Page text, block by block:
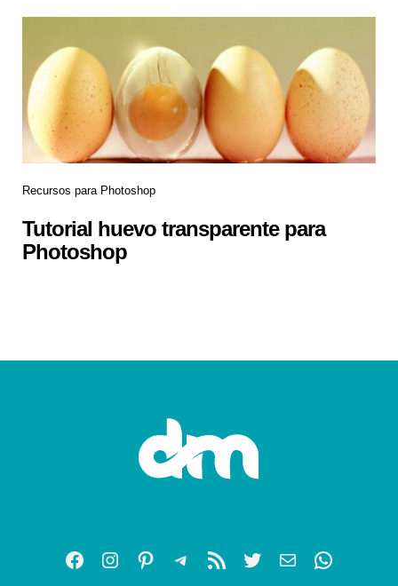
Recursos para Photoshop
Tutorial huevo transparente para
Photoshop